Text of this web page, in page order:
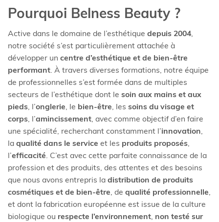
SOS Callus 20 ml
24,20 €
(1)
Ajouter
Foot Aromatic Alpine
Nectar
38,40 €
Pourquoi Belness Beauty ?
Active dans le domaine de l’esthétique depuis 2004,
notre société s’est particulièrement attachée à
développer un centre d’esthétique et de bien-être
performant. À travers diverses formations, notre équipe
de professionnelles s’est formée dans de multiples
secteurs de l’esthétique dont le soin aux mains et aux
pieds, l’onglerie, le bien-être, les soins du visage et
corps, l’amincissement, avec comme objectif d’en faire
une spécialité, recherchant constamment l’innovation,
la qualité dans le service et les produits proposés,
l’efficacité. C’est avec cette parfaite connaissance de la
profession et des produits, des attentes et des besoins
que nous avons entrepris la distribution de produits
cosmétiques et de bien-être, de qualité professionnelle,
et dont la fabrication européenne est issue de la culture
biologique ou respecte l’environnement, non testé sur